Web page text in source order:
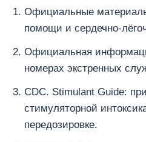
Официальные
помощи и сердечно-
Официальная
номерах экстренных
CDC. Stimulant Guide:
стимуляторной
передозировке.